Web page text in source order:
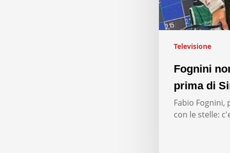
Televisione
Fognini
prima di
Fabio
con le stelle: